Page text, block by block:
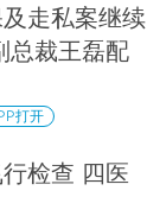
走私案继续
总裁王磊配
打开
检查 四医